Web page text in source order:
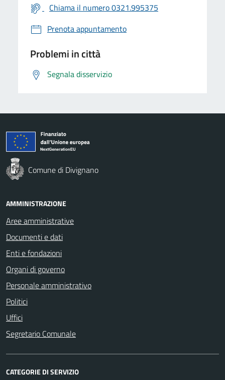
Chiama il numero 0321.995375
Prenota appuntamento
Problemi in città
Segnala disservizio
Comune di Divignano
AMMINISTRAZIONE
Aree amministrative
Documenti e dati
Enti e fondazioni
Organi di governo
Personale amministrativo
Politici
Uffici
Segretario Comunale
CATEGORIE DI SERVIZIO